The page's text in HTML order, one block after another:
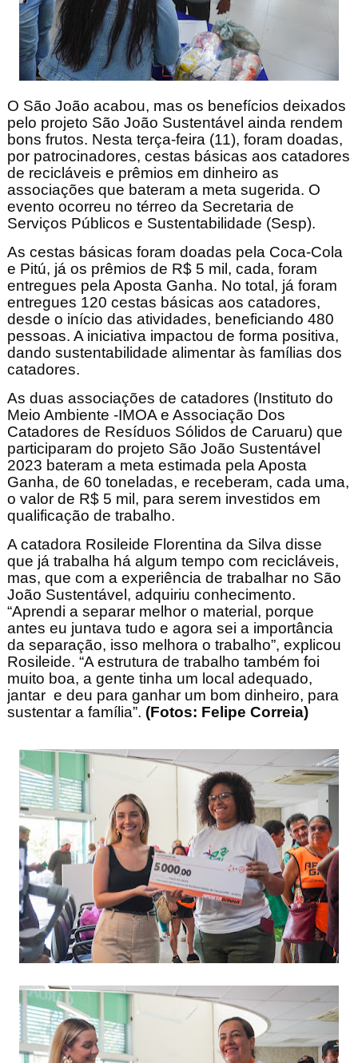
O São João acabou, mas os benefícios deixados
pelo projeto São João Sustentável ainda rendem
bons frutos. Nesta terça-feira (11), foram doadas,
por patrocinadores, cestas básicas aos catadores
de recicláveis e prêmios em dinheiro as
associações que bateram a meta sugerida. O
evento ocorreu no térreo da Secretaria de
Serviços Públicos e Sustentabilidade (Sesp).
As cestas básicas foram doadas pela Coca-Cola
e Pitú, já os prêmios de R$ 5 mil, cada, foram
entregues pela Aposta Ganha. No total, já foram
entregues 120 cestas básicas aos catadores,
desde o início das atividades, beneficiando 480
pessoas. A iniciativa impactou de forma positiva,
dando sustentabilidade alimentar às famílias dos
catadores.
As duas associações de catadores (Instituto do
Meio Ambiente -IMOA e Associação Dos
Catadores de Resíduos Sólidos de Caruaru) que
participaram do projeto São João Sustentável
2023 bateram a meta estimada pela Aposta
Ganha, de 60 toneladas, e receberam, cada uma,
o valor de R$ 5 mil, para serem investidos em
qualificação de trabalho.
A catadora Rosileide Florentina da Silva disse
que já trabalha há algum tempo com recicláveis,
mas, que com a experiência de trabalhar no São
João Sustentável, adquiriu conhecimento.
“Aprendi a separar melhor o material, porque
antes eu juntava tudo e agora sei a importância
da separação, isso melhora o trabalho”, explicou
Rosileide. “A estrutura de trabalho também foi
muito boa, a gente tinha um local adequado,
jantar e deu para ganhar um bom dinheiro, para
sustentar a família”. (Fotos: Felipe Correia)